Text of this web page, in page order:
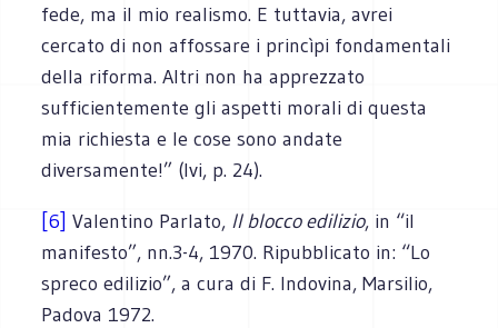
fede, ma il mio realismo. E tuttavia, avrei
cercato di non affossare i princìpi fondamentali
della riforma. Altri non ha apprezzato
sufficientemente gli aspetti morali di questa
mia richiesta e le cose sono andate
diversamente!” (Ivi, p. 24).
[6] Valentino Parlato, Il blocco edilizio, in “il
manifesto”, nn.3-4, 1970. Ripubblicato in: “Lo
spreco edilizio”, a cura di F. Indovina, Marsilio,
Padova 1972.